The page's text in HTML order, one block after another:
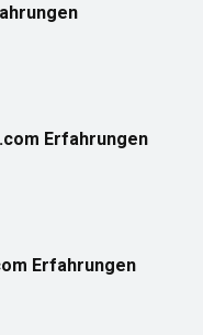
Erfahrungen
Erfahrungen